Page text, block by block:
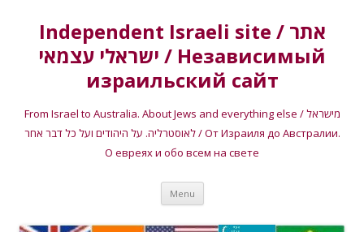
Independent Israeli site / אתר
ישראלי עצמאי / Независимый
израильский сайт
From Israel to Australia. About Jews and everything else / מישראל
לאוסטרליה. על היהודים ועל כל דבר אחר / От Израиля до Австралии.
О евреях и обо всем на свете
Menu Skip
content